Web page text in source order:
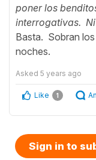
poner los
interrogativas.
Basta. Sobran
noches.
Asked 5 years ago
Like 1
Sign in to